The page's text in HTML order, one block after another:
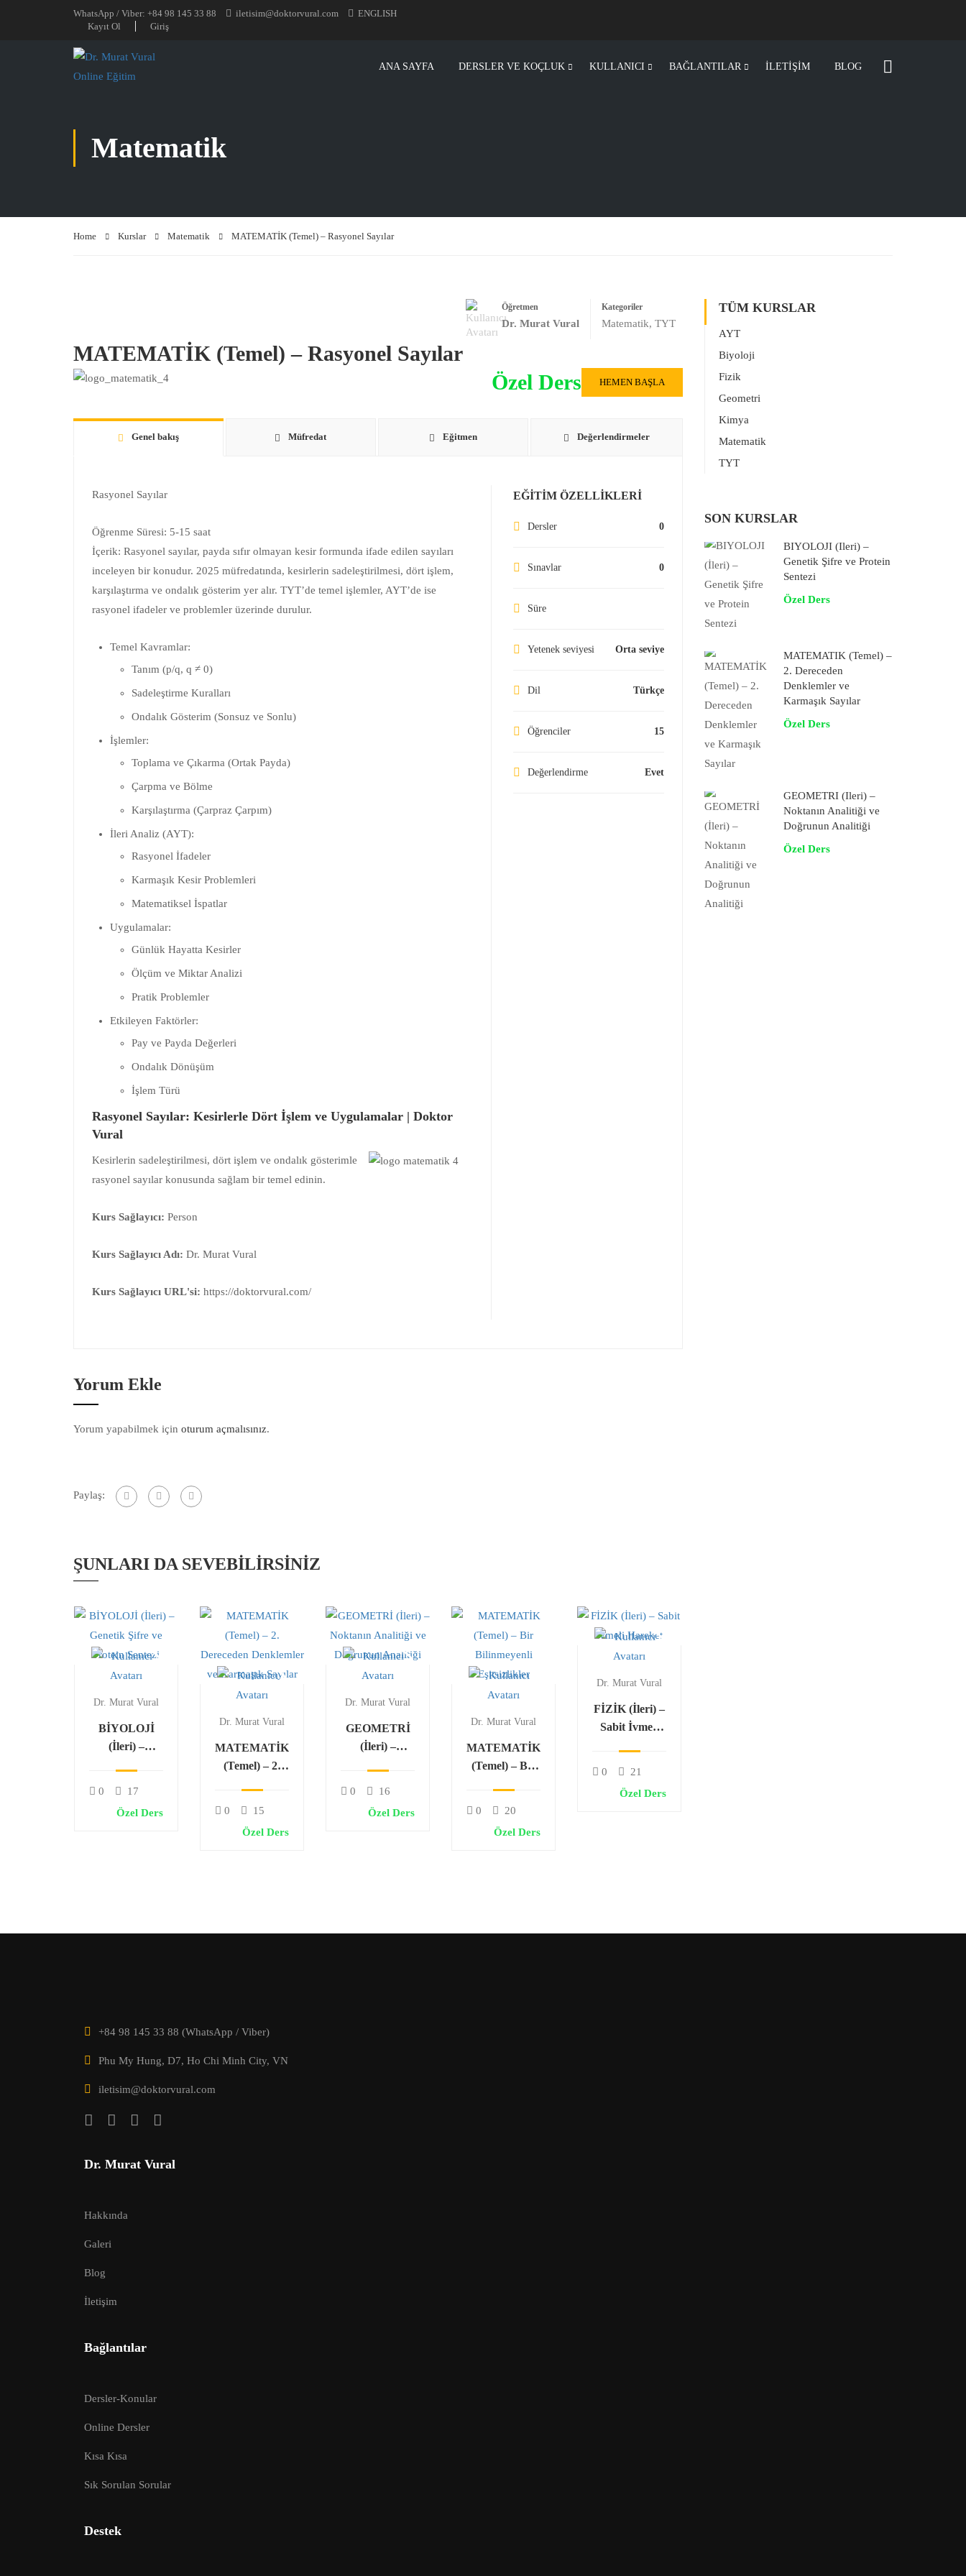
WhatsApp / Viber: +84 98 145 33 88 iletisim@doktorvural.com
ENGLISH
Kayıt Ol
Giriş
ANA SAYFA DERSLER VE KOÇLUK KULLANICI BAĞLANTILAR İLETİŞİM BLOG
Matematik
Home Kurslar Matematik MATEMATİK (Temel) – Rasyonel Sayılar
MATEMATİK (Temel) – Rasyonel Sayılar
Öğretmen
Dr. Murat Vural
Kategoriler
Matematik, TYT
Özel Ders HEMEN BAŞLA
Genel bakış Müfredat Eğitmen Değerlendirmeler
Rasyonel Sayılar
Öğrenme Süresi: 5-15 saat
İçerik: Rasyonel sayılar, payda sıfır olmayan kesir formunda ifade edilen sayıları
inceleyen bir konudur. 2025 müfredatında, kesirlerin sadeleştirilmesi, dört işlem,
karşılaştırma ve ondalık gösterim yer alır. TYT’de temel işlemler, AYT’de ise
rasyonel ifadeler ve problemler üzerinde durulur.
Temel Kavramlar:
Tanım (p/q, q ≠ 0)
Sadeleştirme Kuralları
Ondalık Gösterim (Sonsuz ve Sonlu)
İşlemler:
Toplama ve Çıkarma (Ortak Payda)
Çarpma ve Bölme
Karşılaştırma (Çarpraz Çarpım)
İleri Analiz (AYT):
Rasyonel İfadeler
Karmaşık Kesir Problemleri
Matematiksel İspatlar
Uygulamalar:
Günlük Hayatta Kesirler
Ölçüm ve Miktar Analizi
Pratik Problemler
Etkileyen Faktörler:
Pay ve Payda Değerleri
Ondalık Dönüşüm
İşlem Türü
Rasyonel Sayılar: Kesirlerle Dört İşlem ve Uygulamalar | Doktor
Vural
Kesirlerin sadeleştirilmesi, dört işlem ve ondalık gösterimle
rasyonel sayılar konusunda sağlam bir temel edinin.
Kurs Sağlayıcı: Person
Kurs Sağlayıcı Adı: Dr. Murat Vural
Kurs Sağlayıcı URL'si: https://doktorvural.com/
EĞITIM ÖZELLIKLERI
Dersler 0
Sınavlar 0
Süre
Yetenek seviyesi Orta seviye
Dil Türkçe
Öğrenciler 15
Değerlendirme Evet
Yorum Ekle
Yorum yapabilmek için oturum açmalısınız.
Paylaş:
ŞUNLARI DA SEVEBILIRSINIZ
Dr. Murat Vural
BİYOLOJİ
(İleri) –
0
17
Özel Ders
Dr. Murat Vural
MATEMATİK
(Temel) – 2.
Sayılar
0
15
Özel Ders
Dr. Murat Vural
GEOMETRİ
(İleri) –
Analitiği
0
16
Özel Ders
Dr. Murat Vural
MATEMATİK
(Temel) – Bir
0
20
Özel Ders
Dr. Murat Vural
FİZİK (İleri) –
Sabit İvmeli
0
21
Özel Ders
TÜM KURSLAR
AYT
Biyoloji
Fizik
Geometri
Kimya
Matematik
TYT
SON KURSLAR
BİYOLOJİ (İleri) –
Genetik Şifre ve Protein
Sentezi
Özel Ders
MATEMATİK (Temel) –
2. Dereceden
Denklemler ve
Karmaşık Sayılar
Özel Ders
GEOMETRİ (İleri) –
Noktanın Analitiği ve
Doğrunun Analitiği
Özel Ders
+84 98 145 33 88 (WhatsApp / Viber)
Phu My Hung, D7, Ho Chi Minh City, VN
iletisim@doktorvural.com
Dr. Murat Vural
Hakkında
Galeri
Blog
İletişim
Bağlantılar
Dersler-Konular
Online Dersler
Kısa Kısa
Sık Sorulan Sorular
Destek